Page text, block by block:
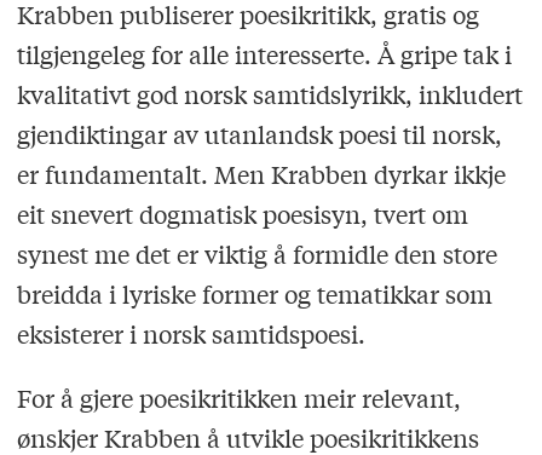
Krabben publiserer poesikritikk, gratis og
tilgjengeleg for alle interesserte. Å gripe tak i
kvalitativt god norsk samtidslyrikk, inkludert
gjendiktingar av utanlandsk poesi til norsk,
er fundamentalt. Men Krabben dyrkar ikkje
eit snevert dogmatisk poesisyn, tvert om
synest me det er viktig å formidle den store
breidda i lyriske former og tematikkar som
eksisterer i norsk samtidspoesi.
For å gjere poesikritikken meir relevant,
ønskjer Krabben å utvikle poesikritikkens